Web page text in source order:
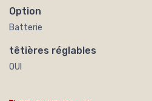
Option
Batterie
têtières réglables
OUI